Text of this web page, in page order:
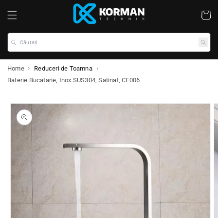
Coș
Căutați
Home
Reduceri de Toamna
Baterie Bucatarie, Inox SUS304, Satinat, CF006